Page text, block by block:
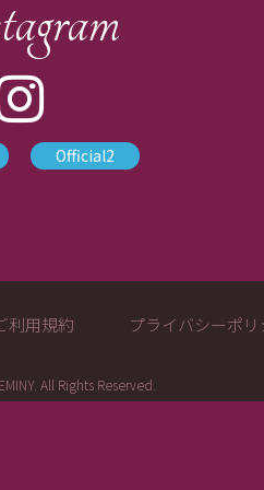
Official2
利用規約 プライバシーポ
All Rights Reserved.